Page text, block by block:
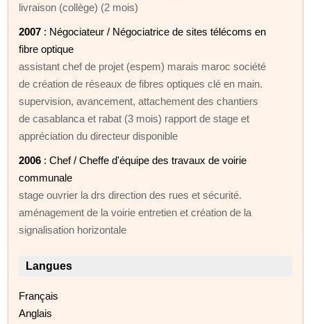
livraison (collège) (2 mois)
2007 : Négociateur / Négociatrice de sites télécoms en
fibre optique
assistant chef de projet (espem) marais maroc société
de création de réseaux de fibres optiques clé en main.
supervision, avancement, attachement des chantiers
de casablanca et rabat (3 mois) rapport de stage et
appréciation du directeur disponible
2006 : Chef / Cheffe d'équipe des travaux de voirie
communale
stage ouvrier la drs direction des rues et sécurité.
aménagement de la voirie entretien et création de la
signalisation horizontale
Langues
Français
Anglais